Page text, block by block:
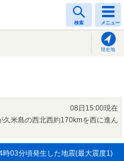
検索 メニュー
現在地
08日15:00現在
久米島の西北西約170kmを西に進ん
時03分頃発生した地震(最大震度1)